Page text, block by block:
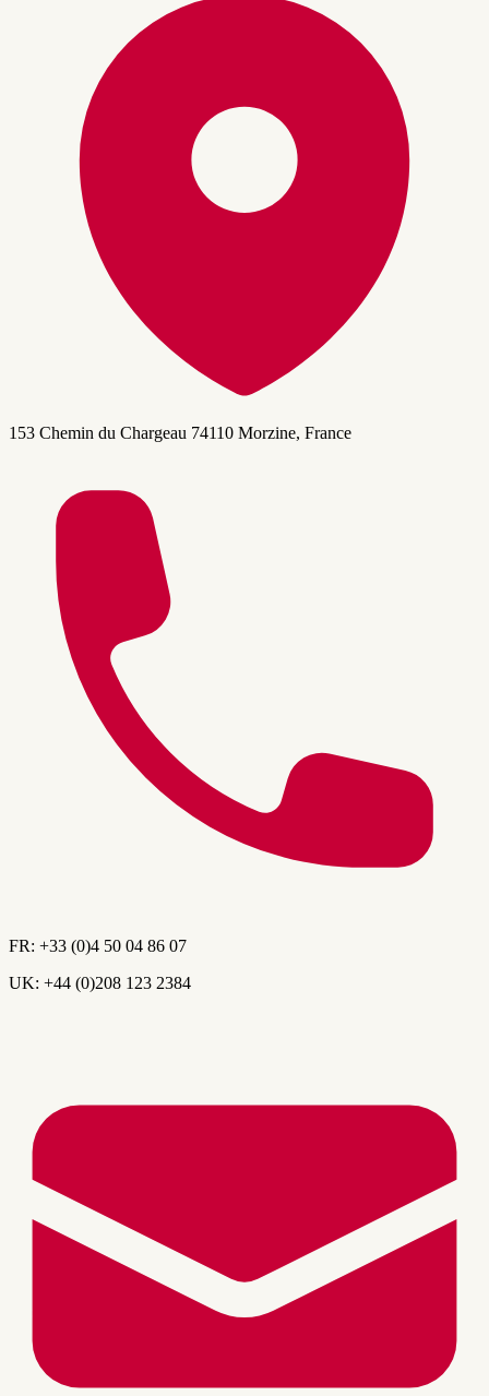
153 Chemin du Chargeau 74110 Morzine, France
FR: +33 (0)4 50 04 86 07
UK: +44 (0)208 123 2384